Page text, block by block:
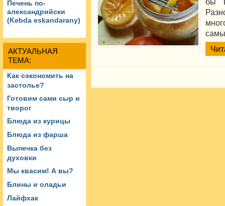
Печень по-
александрийски
(Kebda eskandarany)
АКТУАЛЬНАЯ
ТЕМА:
Как сэкономить на
застолье?
Готовим сами сыр и
творог
Блюда из курицы
Блюда из фарша
Выпечка без
духовки
Мы квасим! А вы?
Блины и оладьи
Лайфхак